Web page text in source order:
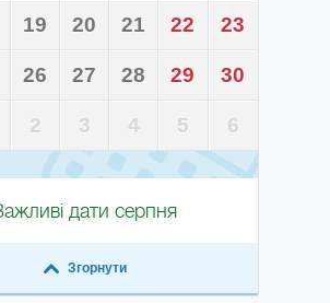
19 20 21 22 23
26 27 28 29 30
2 3 4 5 6
дати серпня
Згорнути